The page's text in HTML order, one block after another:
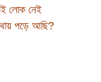
লোক নেই
পড়ে আছি?